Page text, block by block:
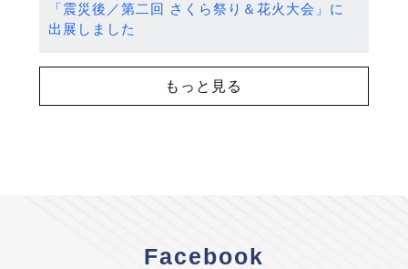
「震災後／第二回 さくら祭り＆花火大会」に
出展しました
もっと見る
Facebook